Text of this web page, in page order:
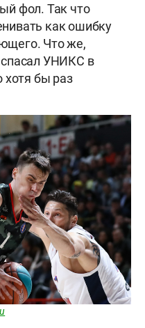
фол. Так что
как ошибку
Что же,
УНИКС в
хотя бы раз